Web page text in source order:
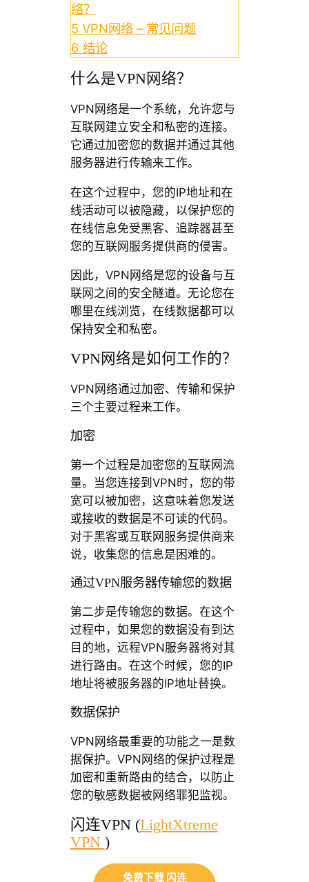
络？
5 VPN网络 – 常见问题
6 结论
什么是VPN网络？
VPN网络是一个系统，允许您与
互联网建立安全和私密的连接。
它通过加密您的数据并通过其他
服务器进行传输来工作。
在这个过程中，您的IP地址和在
线活动可以被隐藏，以保护您的
在线信息免受黑客、追踪器甚至
您的互联网服务提供商的侵害。
因此，VPN网络是您的设备与互
联网之间的安全隧道。无论您在
哪里在线浏览，在线数据都可以
保持安全和私密。
VPN网络是如何工作的？
VPN网络通过加密、传输和保护
三个主要过程来工作。
加密
第一个过程是加密您的互联网流
量。当您连接到VPN时，您的带
宽可以被加密，这意味着您发送
或接收的数据是不可读的代码。
对于黑客或互联网服务提供商来
说，收集您的信息是困难的。
通过VPN服务器传输您的数据
第二步是传输您的数据。在这个
过程中，如果您的数据没有到达
目的地，远程VPN服务器将对其
进行路由。在这个时候，您的IP
地址将被服务器的IP地址替换。
数据保护
VPN网络最重要的功能之一是数
据保护。VPN网络的保护过程是
加密和重新路由的结合，以防止
您的敏感数据被网络罪犯监视。
闪连VPN (LightXtreme
VPN )
免费下载 闪连